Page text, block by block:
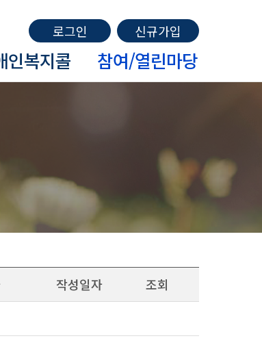
로그인 신규가입
인복지콜 참여/열린마당
작성일자
조회